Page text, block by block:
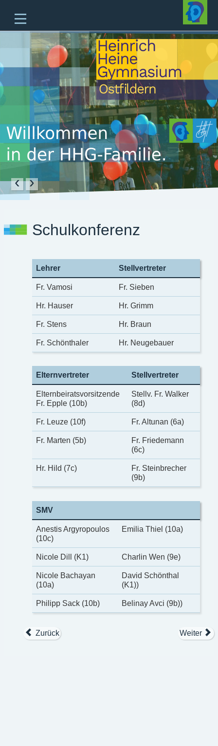
Unsere Schule
Unterricht & Angebote
Zukünftige Fünftklässler
offene Ganztagesschule
Beratung
Schulleben
Service
‹ ›
Schulkonferenz
Lehrer Stellvertreter
Fr. Vamosi Fr. Sieben
Hr. Hauser Hr. Grimm
Fr. Stens Hr. Braun
Fr. Schönthaler Hr. Neugebauer
Elternvertreter Stellvertreter
Elternbeiratsvorsitzende
Fr. Epple (10b)
Stellv. Fr. Walker
(8d)
Fr. Leuze (10f) Fr. Altunan (6a)
Fr. Marten (5b)
Fr. Friedemann
(6c)
Hr. Hild (7c)
Fr. Steinbrecher
(9b)
SMV
Anestis Argyropoulos
(10c)
Emilia Thiel (10a)
Nicole Dill (K1) Charlin Wen (9e)
Nicole Bachayan
(10a)
David Schönthal
(K1))
Philipp Sack (10b) Belinay Avci (9b))
Zurück Weiter